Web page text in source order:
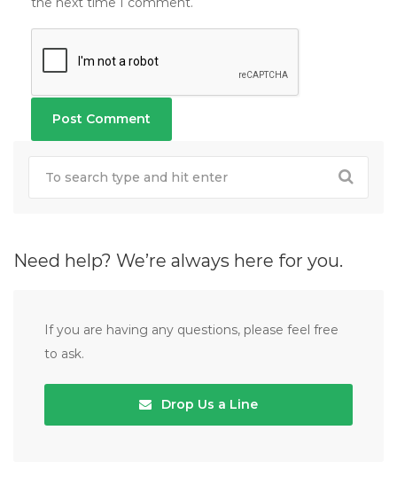
Need help? We’re always here for you.
If you are having any questions, please feel free
to ask.
Drop Us a Line